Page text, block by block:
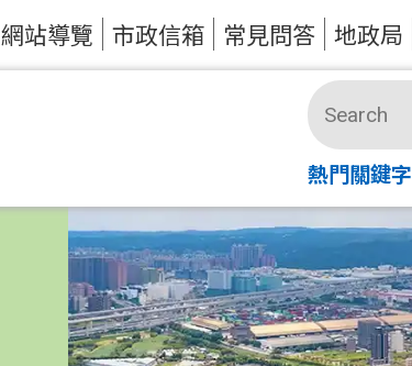
網站導覽 市政信箱 常見問答 地政局
熱門關鍵字